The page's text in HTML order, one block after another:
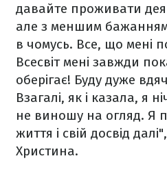
давайте проживати
але з меншим
в чомусь. Все, що мені
Всесвіт мені завжди
оберігає! Буду дуже
Взагалі, як і казала, я
не виношу на огляд. Я
життя і свій досвід
Христина.